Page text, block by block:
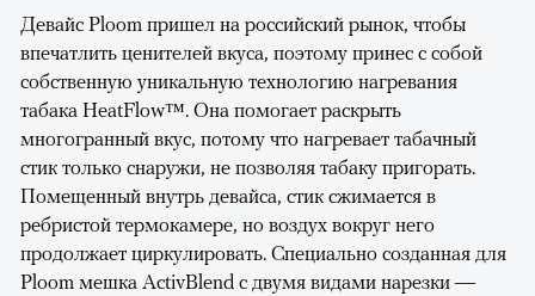
00:00 / 00:00
Девайс Ploom пришел на российский рынок, чтобы
впечатлить ценителей вкуса, поэтому принес с собой
собственную уникальную технологию нагревания
табака HeatFlow™. Она помогает раскрыть
многогранный вкус, потому что нагревает табачный
стик только снаружи, не позволяя табаку пригорать.
Помещенный внутрь девайса, стик сжимается в
ребристой термокамере, но воздух вокруг него
продолжает циркулировать. Специально созданная для
Ploom мешка ActivBlend с двумя видами нарезки —